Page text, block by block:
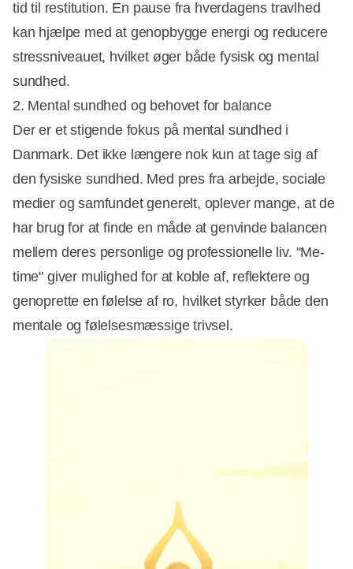
tid til restitution. En pause fra hverdagens travlhed
kan hjælpe med at genopbygge energi og reducere
stressniveauet, hvilket øger både fysisk og mental
sundhed.
2. Mental sundhed og behovet for balance
Der er et stigende fokus på mental sundhed i
Danmark. Det ikke længere nok kun at tage sig af
den fysiske sundhed. Med pres fra arbejde, sociale
medier og samfundet generelt, oplever mange, at de
har brug for at finde en måde at genvinde balancen
mellem deres personlige og professionelle liv. "Me-
time" giver mulighed for at koble af, reflektere og
genoprette en følelse af ro, hvilket styrker både den
mentale og følelsesmæssige trivsel.